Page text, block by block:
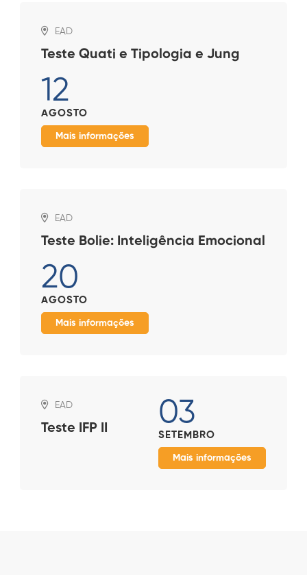
EAD
Teste Quati e Tipologia e Jung
12
AGOSTO
Mais informações
EAD
Teste Bolie: Inteligência Emocional
20
AGOSTO
Mais informações
EAD
Teste IFP II 03
SETEMBRO
Mais informações